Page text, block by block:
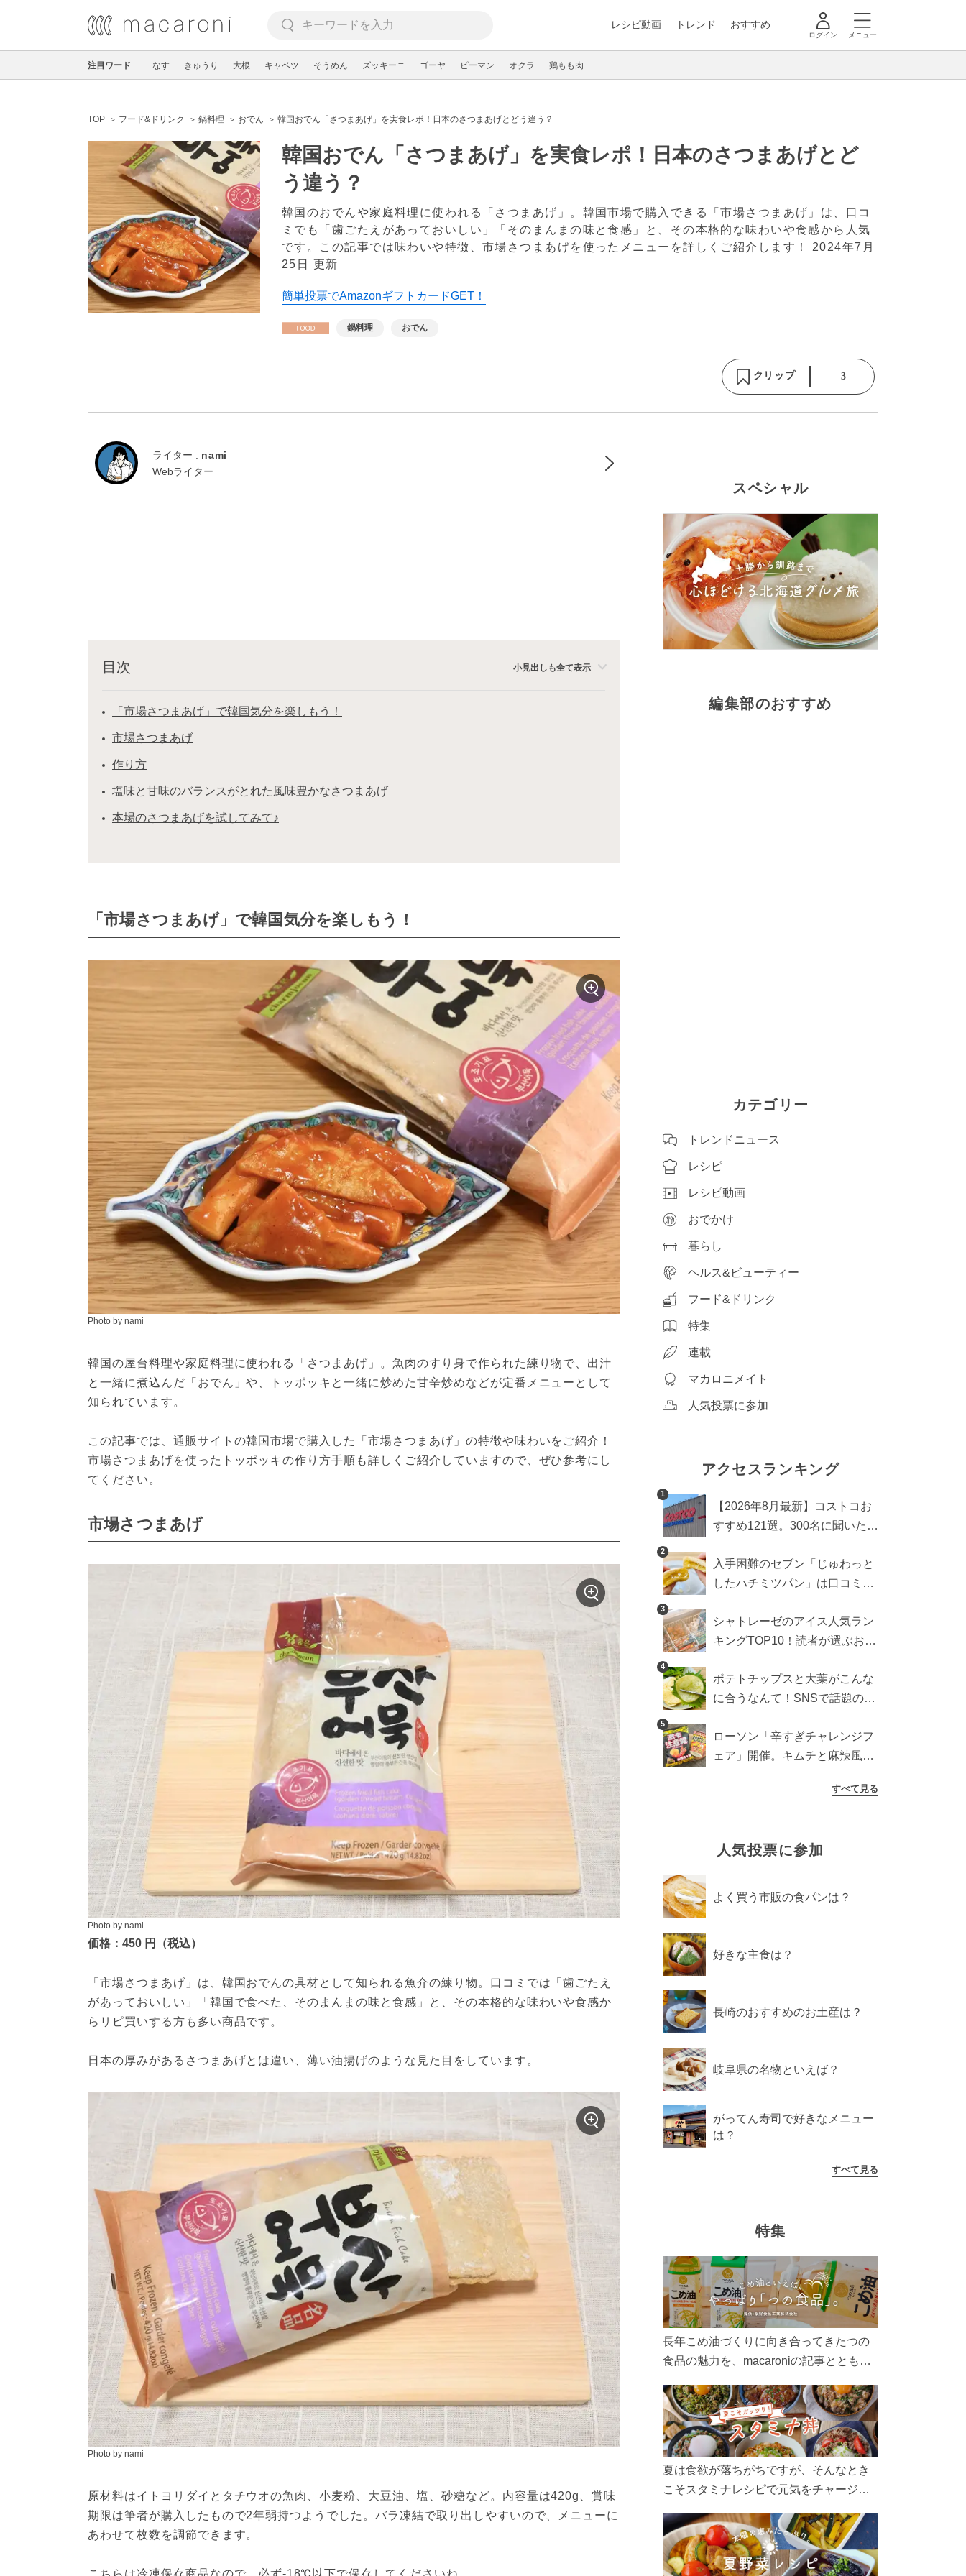
レシピ動画 トレンド おすすめ
ログイン メニュー
注目ワード なす きゅうり 大根 キャベツ そうめん ズッキーニ ゴーヤ ピーマン オクラ 鶏もも肉
TOP フード&ドリンク 鍋料理 おでん 韓国おでん「さつまあげ」を実食レポ！日本のさつまあげとどう違う？
韓国おでん「さつまあげ」を実食レポ！日本のさつまあげとど
う違う？
韓国のおでんや家庭料理に使われる「さつまあげ」。韓国市場で購入できる「市場さつまあげ」は、口コ
ミでも「歯ごたえがあっておいしい」「そのまんまの味と食感」と、その本格的な味わいや食感から人気
です。この記事では味わいや特徴、市場さつまあげを使ったメニューを詳しくご紹介します！ 2024年7月
25日 更新
簡単投票でAmazonギフトカードGET！
鍋料理 おでん
クリップ 3
ライター : nami
Webライター
目次 小見出しも全て表示
「市場さつまあげ」で韓国気分を楽しもう！
市場さつまあげ
作り方
塩味と甘味のバランスがとれた風味豊かなさつまあげ
本場のさつまあげを試してみて♪
「市場さつまあげ」で韓国気分を楽しもう！
Photo by nami
韓国の屋台料理や家庭料理に使われる「さつまあげ」。魚肉のすり身で作られた練り物で、出汁
と一緒に煮込んだ「おでん」や、トッポッキと一緒に炒めた甘辛炒めなどが定番メニューとして
知られています。
この記事では、通販サイトの韓国市場で購入した「市場さつまあげ」の特徴や味わいをご紹介！
市場さつまあげを使ったトッポッキの作り方手順も詳しくご紹介していますので、ぜひ参考にし
てください。
市場さつまあげ
Photo by nami
価格：450 円（税込）
「市場さつまあげ」は、韓国おでんの具材として知られる魚介の練り物。口コミでは「歯ごたえ
があっておいしい」「韓国で食べた、そのまんまの味と食感」と、その本格的な味わいや食感か
らリピ買いする方も多い商品です。
日本の厚みがあるさつまあげとは違い、薄い油揚げのような見た目をしています。
Photo by nami
原材料はイトヨリダイとタチウオの魚肉、小麦粉、大豆油、塩、砂糖など。内容量は420g、賞味
期限は筆者が購入したもので2年弱持つようでした。バラ凍結で取り出しやすいので、メニューに
あわせて枚数を調節できます。
こちらは冷凍保存商品なので、必ず-18℃以下で保存してくださいね。
スペシャル
編集部のおすすめ
カテゴリー
トレンドニュース
レシピ
レシピ動画
おでかけ
暮らし
ヘルス&ビューティー
フード&ドリンク
特集
連載
マカロニメイト
人気投票に参加
アクセスランキング
1
【2026年8月最新】コストコお
すすめ121選。300名に聞いた買
め商品も
2
入手困難のセブン「じゅわっと
したハチミツパン」は口コミ通
検証
3
シャトレーゼのアイス人気ラン
キングTOP10！読者が選ぶおす
4
ポテトチップスと大葉がこんな
に合うなんて！SNSで話題の食
5
ローソン「辛すぎチャレンジフ
ェア」開催。キムチと麻辣風の
すべて見る
人気投票に参加
よく買う市販の食パンは？
好きな主食は？
長崎のおすすめのお土産は？
岐阜県の名物といえば？
がってん寿司で好きなメニュー
は？
すべて見る
特集
長年こめ油づくりに向き合ってきたつの
食品の魅力を、macaroniの記事とともに
ん、製造現場や品質へのこだわりまで。
こめ油をもっと好きになるコンテンツを
ぜひお楽しみください。
夏は食欲が落ちがちですが、そんなとき
こそスタミナレシピで元気をチャージ！
リ食べて、夏バテを吹き飛ばしましょ
う！